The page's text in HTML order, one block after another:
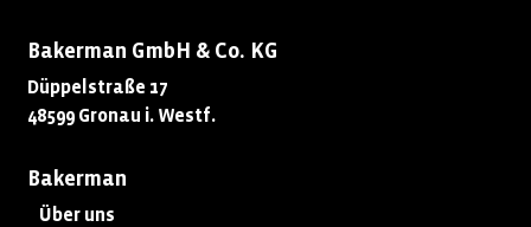
Bakerman GmbH & Co. KG
Düppelstraße 17
48599 Gronau i. Westf.
Bakerman
Über uns